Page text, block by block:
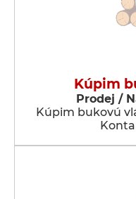
Kúpim
Prodej /
Kúpim bukovú